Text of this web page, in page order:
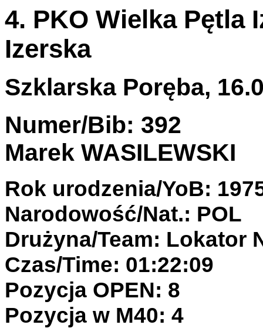
4. PKO Wielka Pętla
Izerska
Szklarska Poręba,
Numer/Bib: 392
Marek WASILEWSKI
Rok urodzenia/YoB:
Narodowość/Nat.: POL
Drużyna/Team: Lokator
Czas/Time: 01:22:09
Pozycja OPEN: 8
Pozycja w M40: 4